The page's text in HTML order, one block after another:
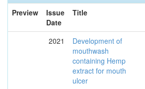
Preview
Issue
Date
Title
2021
Development of
mouthwash
containing Hemp
extract for mouth
ulcer